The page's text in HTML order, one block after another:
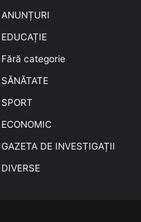
ANUNȚURI
EDUCAȚIE
Fără categorie
SĂNĂTATE
SPORT
ECONOMIC
GAZETA DE INVESTIGAȚII
DIVERSE